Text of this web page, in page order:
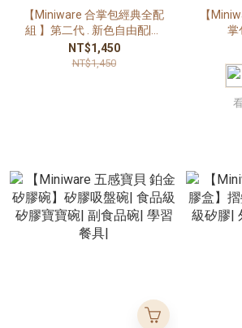
【Miniware 合掌包經典全配
組 】第二代 . 新色自由配|矽
膠餐具| 外出全配組| 寶寶外
出餐具組|
NT$1,450
NT$1,450
【
掌